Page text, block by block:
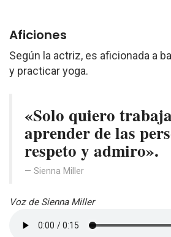
Aficiones
Según la actriz, es aficionada a
y practicar yoga.
«Solo quiero
aprender de las
respeto y admiro».
Sienna Miller
Voz de Sienna Miller